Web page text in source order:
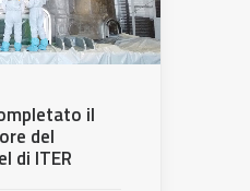
il
del
di ITER